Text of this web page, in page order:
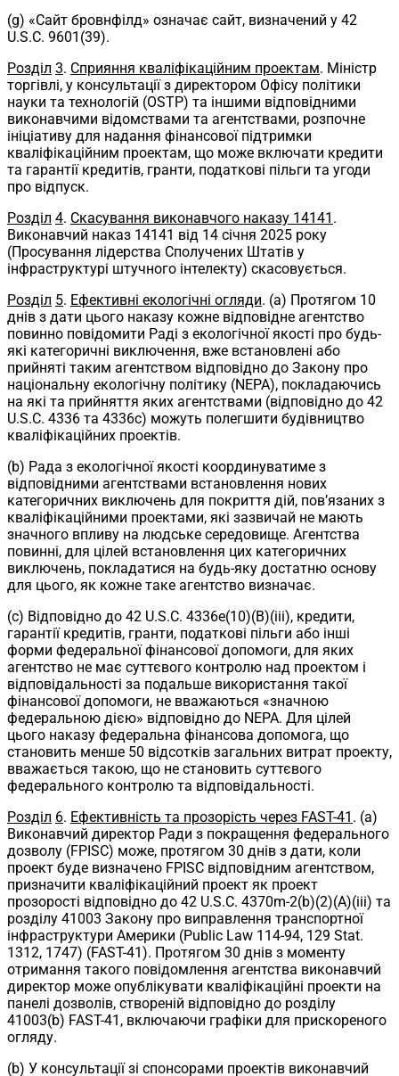
(g) «Сайт бровнфілд» означає сайт, визначений у 42
U.S.C. 9601(39).
Розділ 3. Сприяння кваліфікаційним проектам. Міністр
торгівлі, у консультації з директором Офісу політики
науки та технологій (OSTP) та іншими відповідними
виконавчими відомствами та агентствами, розпочне
ініціативу для надання фінансової підтримки
кваліфікаційним проектам, що може включати кредити
та гарантії кредитів, гранти, податкові пільги та угоди
про відпуск.
Розділ 4. Скасування виконавчого наказу 14141 .
Виконавчий наказ 14141 від 14 січня 2025 року
(Просування лідерства Сполучених Штатів у
інфраструктурі штучного інтелекту) скасовується.
Розділ 5. Ефективні екологічні огляди. (a) Протягом 10
днів з дати цього наказу кожне відповідне агентство
повинно повідомити Раді з екологічної якості про будь-
які категоричні виключення, вже встановлені або
прийняті таким агентством відповідно до Закону про
національну екологічну політику (NEPA), покладаючись
на які та прийняття яких агентствами (відповідно до 42
U.S.C. 4336 та 4336c) можуть полегшити будівництво
кваліфікаційних проектів.
(b) Рада з екологічної якості координуватиме з
відповідними агентствами встановлення нових
категоричних виключень для покриття дій, пов’язаних з
кваліфікаційними проектами, які зазвичай не мають
значного впливу на людське середовище. Агентства
повинні, для цілей встановлення цих категоричних
виключень, покладатися на будь-яку достатню основу
для цього, як кожне таке агентство визначає.
(c) Відповідно до 42 U.S.C. 4336e(10)(B)(iii), кредити,
гарантії кредитів, гранти, податкові пільги або інші
форми федеральної фінансової допомоги, для яких
агентство не має суттєвого контролю над проектом і
відповідальності за подальше використання такої
фінансової допомоги, не вважаються «значною
федеральною дією» відповідно до NEPA. Для цілей
цього наказу федеральна фінансова допомога, що
становить менше 50 відсотків загальних витрат проекту,
вважається такою, що не становить суттєвого
федерального контролю та відповідальності.
Розділ 6. Ефективність та прозорість через FAST-41 . (a)
Виконавчий директор Ради з покращення федерального
дозволу (FPISC) може, протягом 30 днів з дати, коли
проект буде визначено FPISC відповідним агентством,
призначити кваліфікаційний проект як проект
прозорості відповідно до 42 U.S.C. 4370m-2(b)(2)(A)(iii) та
розділу 41003 Закону про виправлення транспортної
інфраструктури Америки (Public Law 114-94, 129 Stat.
1312, 1747) (FAST-41). Протягом 30 днів з моменту
отримання такого повідомлення агентства виконавчий
директор може опублікувати кваліфікаційні проекти на
панелі дозволів, створеній відповідно до розділу
41003(b) FAST-41, включаючи графіки для прискореного
огляду.
(b) У консультації зі спонсорами проектів виконавчий